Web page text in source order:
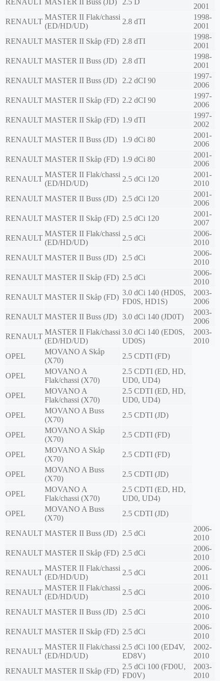
RENAULT MASTER II Buss (JD) 2.5 D
2001
RENAULT
MASTER II Flak/chassi
(ED/HD/UD)
2.8 dTI
1998-
2001
RENAULT MASTER II Skåp (FD) 2.8 dTI
1998-
2001
RENAULT MASTER II Buss (JD) 2.8 dTI
1998-
2001
RENAULT MASTER II Buss (JD) 2.2 dCI 90
1997-
2006
RENAULT MASTER II Skåp (FD) 2.2 dCI 90
1997-
2006
RENAULT MASTER II Skåp (FD) 1.9 dTI
1997-
2002
RENAULT MASTER II Buss (JD) 1.9 dCi 80
2001-
2006
RENAULT MASTER II Skåp (FD) 1.9 dCi 80
2001-
2006
RENAULT
MASTER II Flak/chassi
(ED/HD/UD)
2.5 dCi 120
2001-
2010
RENAULT MASTER II Buss (JD) 2.5 dCi 120
2001-
2006
RENAULT MASTER II Skåp (FD) 2.5 dCi 120
2001-
2007
RENAULT
MASTER II Flak/chassi
(ED/HD/UD)
2.5 dCi
2006-
2010
RENAULT MASTER II Buss (JD) 2.5 dCi
2006-
2010
RENAULT MASTER II Skåp (FD) 2.5 dCi
2006-
2010
RENAULT MASTER II Skåp (FD)
3.0 dCi 140 (HD0S,
FD0S, HD1S)
2003-
2006
RENAULT MASTER II Buss (JD) 3.0 dCi 140 (JD0T)
2003-
2006
RENAULT
MASTER II Flak/chassi
(ED/HD/UD)
3.0 dCi 140 (ED0S,
UD0S)
2003-
2010
OPEL
MOVANO A Skåp
(X70)
2.5 CDTI (FD)
OPEL
MOVANO A
Flak/chassi (X70)
2.5 CDTI (ED, HD,
UD0, UD4)
OPEL
MOVANO A
Flak/chassi (X70)
2.5 CDTI (ED, HD,
UD0, UD4)
OPEL
MOVANO A Buss
(X70)
2.5 CDTI (JD)
OPEL
MOVANO A Skåp
(X70)
2.5 CDTI (FD)
OPEL
MOVANO A Skåp
(X70)
2.5 CDTI (FD)
OPEL
MOVANO A Buss
(X70)
2.5 CDTI (JD)
OPEL
MOVANO A
Flak/chassi (X70)
2.5 CDTI (ED, HD,
UD0, UD4)
OPEL
MOVANO A Buss
(X70)
2.5 CDTI (JD)
RENAULT MASTER II Buss (JD) 2.5 dCi
2006-
2010
RENAULT MASTER II Skåp (FD) 2.5 dCi
2006-
2010
RENAULT
MASTER II Flak/chassi
(ED/HD/UD)
2.5 dCi
2006-
2011
RENAULT
MASTER II Flak/chassi
(ED/HD/UD)
2.5 dCi
2006-
2010
RENAULT MASTER II Buss (JD) 2.5 dCi
2006-
2010
RENAULT MASTER II Skåp (FD) 2.5 dCi
2006-
2010
RENAULT
MASTER II Flak/chassi
(ED/HD/UD)
2.5 dCi 100 (ED4V,
ED8V)
2002-
2010
RENAULT MASTER II Skåp (FD)
2.5 dCi 100 (FD0U,
FD0V)
2003-
2010